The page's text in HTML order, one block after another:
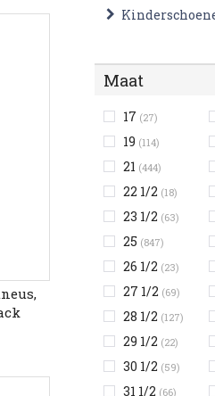
Maat
17 (27)
19 (114)
21 (444)
22 1/2 (18)
23 1/2 (63)
25 (847)
26 1/2 (23)
27 1/2 (69)
28 1/2 (127)
29 1/2 (22)
30 1/2 (59)
31 1/2 (66)